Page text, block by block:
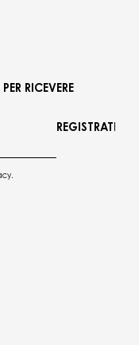
RICEVERE
REGISTRATI